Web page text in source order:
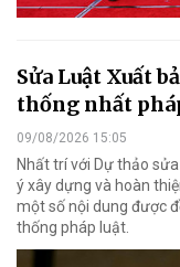
Sửa Luật Xuất
thống nhất
09/08/2026 15:05
Nhất trí với Dự thảo
ý xây dựng và hoàn
một số nội dung được
thống pháp luật.